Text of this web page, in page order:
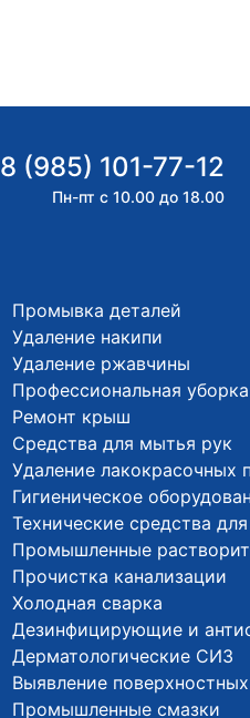
8 (985) 101-77-12
Пн-пт с 10.00 до 18.00
Промывка деталей
Удаление накипи
Удаление ржавчины
Профессиональная уборка
Ремонт крыш
Средства для мытья рук
Удаление лакокрасочных
Гигиеническое
Технические средства
Промышленные
Прочистка канализации
Холодная сварка
Дезинфицирующие и
Дерматологические СИЗ
Выявление
Промышленные смазки